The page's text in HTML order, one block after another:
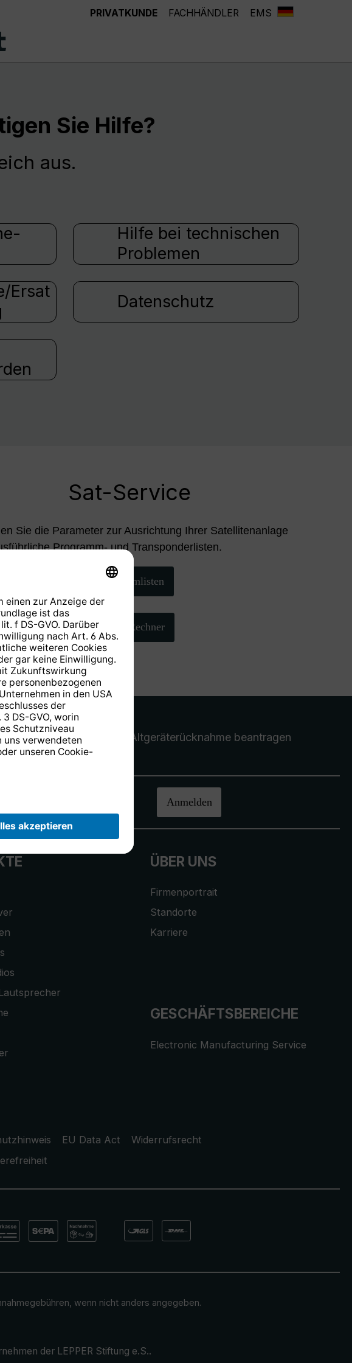
PRIVATKUNDE FACHHÄNDLER EMS
Sie Hilfe?
aus.
Hilfe bei technischen
Problemen
Ersat
Datenschutz
Sat-Service
Sie die Parameter zur Ausrichtung Ihrer Satellitenanlage
Programm- und Transponderlisten.
Programmlisten
AZ/EL-Rechner
. Altgeräterücknahme beantragen
Anmelden
ÜBER UNS
Firmenportrait
Standorte
Karriere
GESCHÄFTSBEREICHE
Electronic Manufacturing Service
EU Data Act
Widerrufsrecht
wenn nicht anders angegeben.
der LEPPER Stiftung e.S..